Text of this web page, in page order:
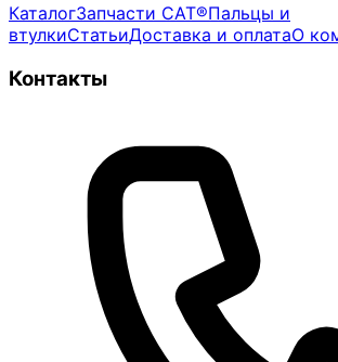
КаталогЗапчасти CAT®Пальцы и
втулкиСтатьиДоставка и оплатаО
Контакты